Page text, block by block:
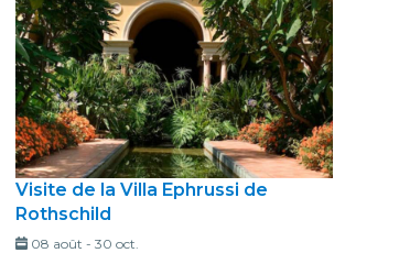
Visite de la Villa Ephrussi de
Rothschild
08 août - 30 oct.